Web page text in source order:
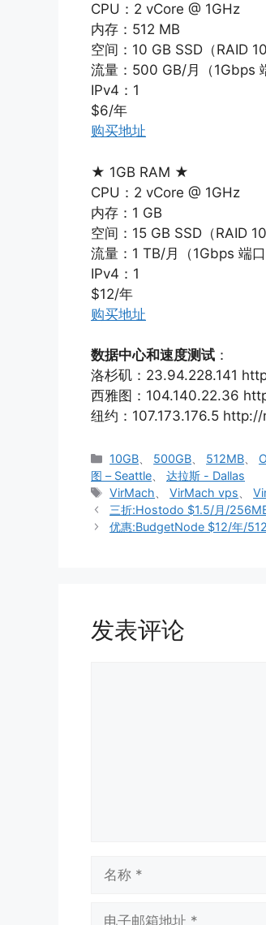
CPU：2 vCore @ 1GHz
内存：512 MB
空间：10 GB SSD（RAID 10
流量：500 GB/月（1Gbps
IPv4：1
$6/年
购买地址
★ 1GB RAM ★
CPU：2 vCore @ 1GHz
内存：1 GB
空间：15 GB SSD（RAID 10
流量：1 TB/月（1Gbps 端口
IPv4：1
$12/年
购买地址
数据中心和速度测试 ：
洛杉矶：23.94.228.141
西雅图：104.140.22.36
纽约：107.173.176.5
分
类
10GB 500GB 512MB
图 – Seattle
达拉斯 - Dallas
标
签
VirMach 、VirMach vps 、
三折:Hostodo $1.5/月/
优惠:BudgetNode $12/年/
发表评论